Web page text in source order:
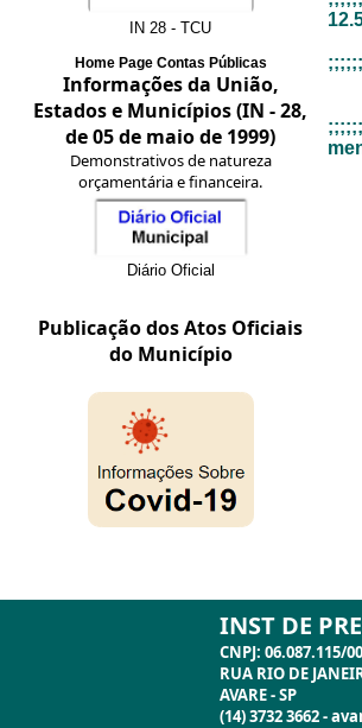
INST DE
CNPJ: 06.087.115/
RUA RIO DE
AVARE - SP
(14) 3732 3662 -